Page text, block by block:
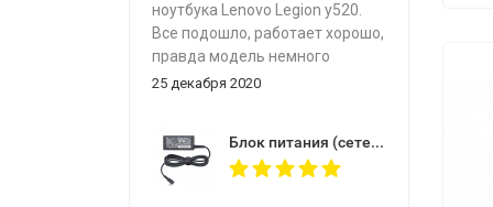
ноутбука Lenovo Legion y520.
Все подошло, работает хорошо,
правда модель немного
отличается не “ nLc 3a”, а
диалоге в what’s up, но зарядка
оригинальная, по всем
25 декабря 2020
Блок питания (сетевой адаптер) для ноутбука HP 5V-2V 12V-3A 15V-3A 45W type-c MODEL TPN-CA04